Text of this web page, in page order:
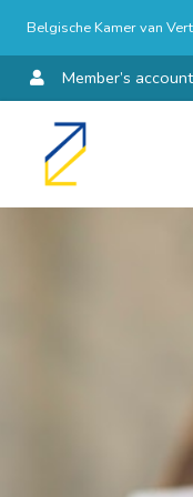
Belgische Kamer van
Member’s account
Skip